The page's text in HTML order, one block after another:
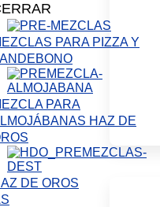
PARA PIZZA Y
PARA
HAZ DE
DE OROS